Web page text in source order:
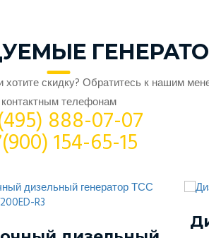
скидку? Обратитесь к нашим
контактным телефонам
888-07-07
154-65-15